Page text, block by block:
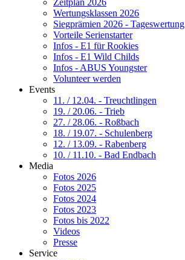
Wertungsklassen 2026
Siegprämien 2026 - Tageswertung
Vorteile Serienstarter
Infos - E1 für Rookies
Infos - E1 Wild Childs
Infos - ABUS Youngster
Volunteer werden
Events
11. / 12.04. - Treuchtlingen
19. / 20.06. - Trieb
27. / 28.06. - Roßbach
18. / 19.07. - Schulenberg
12. / 13.09. - Rabenberg
10. / 11.10. - Bad Endbach
Media
Fotos 2026
Fotos 2025
Fotos 2024
Fotos 2023
Fotos bis 2022
Videos
Presse
Service